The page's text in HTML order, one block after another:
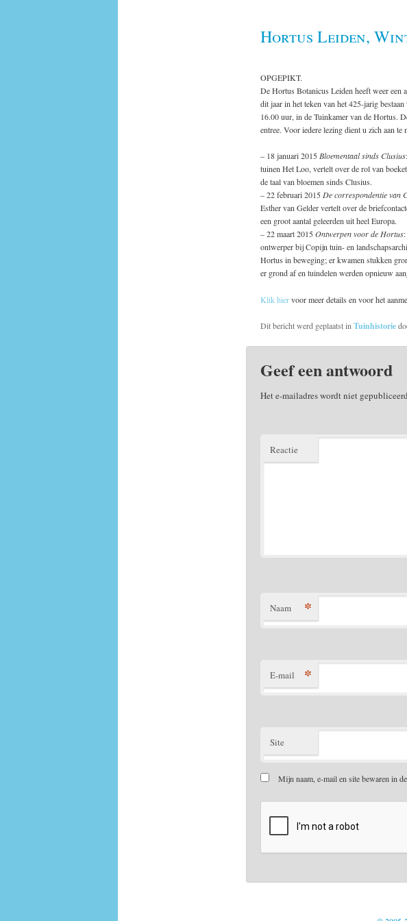
Hortus Leiden,
OPGEPIKT.
De Hortus Botanicus Leiden heeft weer een
dit jaar in het teken van het 425-jarig
16.00 uur, in de Tuinkamer van de Hortus.
entree. Voor iedere lezing dient u zich aan te
– 18 januari 2015Bloementaal sinds Clusius
tuinen Het Loo, vertelt over de rol van
de taal van bloemen sinds Clusius.
– 22 februari 2015De correspondentie van
Esther van Gelder vertelt over de
een groot aantal geleerden uit heel Europa.
– 22 maart 2015Ontwerpen voor de Hortus:
ontwerper bij Copijn tuin- en
Hortus in beweging; er kwamen stukken
er grond af en tuindelen werden opnieuw
Klik hiervoor meer details en voor het
Dit bericht werd geplaatst inTuinhistorie
Geef een antwoord
Het e-mailadres wordt niet
Reactie
Naam *
E-mail *
Site
Mijn naam, e-mail en site bewaren in